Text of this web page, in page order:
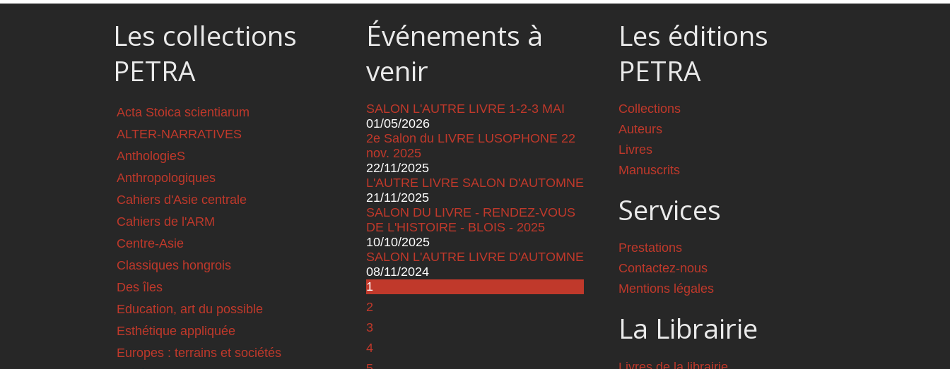
Les collections
PETRA
Acta Stoica scientiarum
ALTER-NARRATIVES
AnthologieS
Anthropologiques
Cahiers d'Asie centrale
Cahiers de l'ARM
Centre-Asie
Classiques hongrois
Des îles
Education, art du possible
Esthétique appliquée
Europes : terrains et sociétés
Événements à
venir
SALON L'AUTRE LIVRE 1-2-3 MAI
01/05/2026
2e Salon du LIVRE LUSOPHONE 22
nov. 2025
22/11/2025
L'AUTRE LIVRE SALON D'AUTOMNE
21/11/2025
SALON DU LIVRE - RENDEZ-VOUS
DE L'HISTOIRE - BLOIS - 2025
10/10/2025
SALON L'AUTRE LIVRE D'AUTOMNE
08/11/2024
Pages
1
2
3
4
Les éditions
PETRA
Collections
Auteurs
Livres
Manuscrits
Services
Prestations
Contactez-nous
Mentions légales
La Librairie